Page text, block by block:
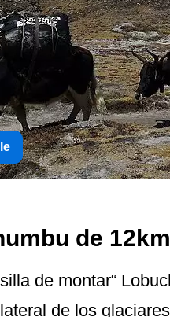
de
de montar“
de los